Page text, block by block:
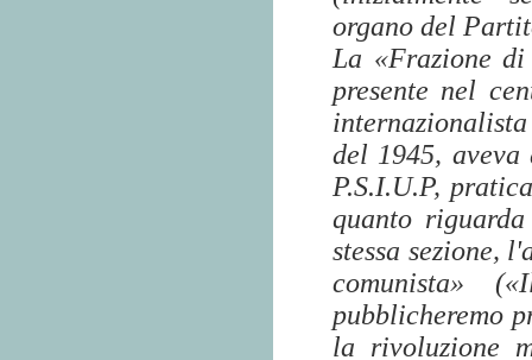
organo del
La «Frazione
presente nel
del 1945, aveva
P.S.I.U.P,
quanto
stessa sezione,
comunista»
pubblicheremo
la rivoluzione